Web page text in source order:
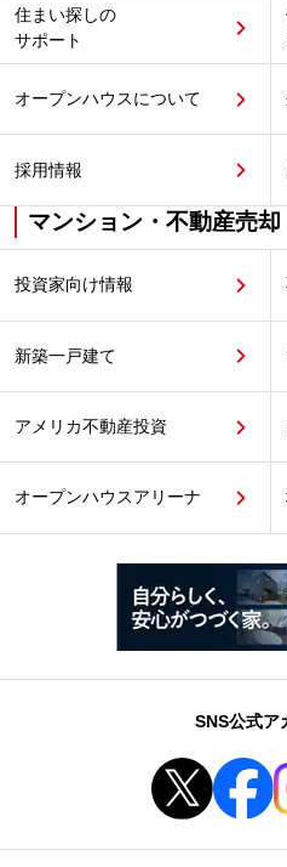
住まい探しの
サポート
オープンハウスについて
採用情報
マンション・不動産売
投資家向け情報
新築一戸建て
アメリカ不動産投資
オープンハウスアリーナ
SNS公式ア